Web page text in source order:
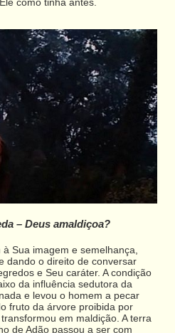
– Deus amaldiçoa?
Sua imagem e semelhança,
dando o direito de conversar
e Seu caráter. A condição
da influência sedutora da
e levou o homem a pecar
fruto da árvore proibida por
em maldição. A terra
de Adão passou a ser com